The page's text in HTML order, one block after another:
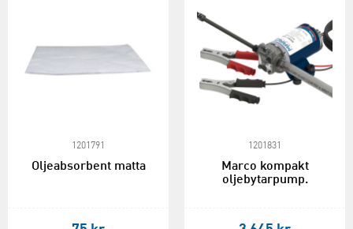
1201791
Oljeabsorbent matta
1201831
Marco kompakt
oljebytarpump.